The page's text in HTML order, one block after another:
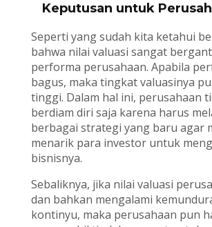
Keputusan untuk
Seperti yang sudah kita ketahui
bahwa nilai valuasi sangat
performa perusahaan. Apabila
bagus, maka tingkat valuasinya
tinggi. Dalam hal ini, perusahaan
berdiam diri saja karena harus
berbagai strategi yang baru agar
menarik para investor untuk
bisnisnya.
Sebaliknya, jika nilai valuasi
dan bahkan mengalami
kontinyu, maka perusahaan pun